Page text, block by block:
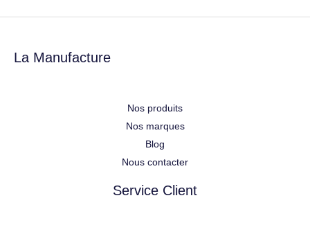
La Manufacture
Nos produits
Nos marques
Blog
Nous contacter
Service Client